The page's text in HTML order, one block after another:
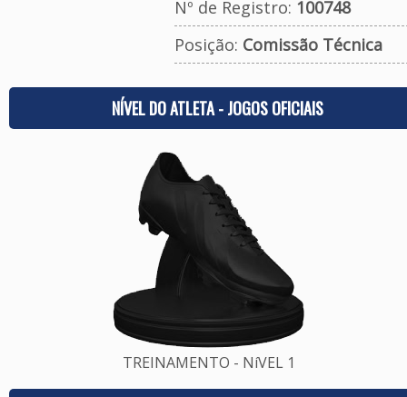
Nº de Registro: 100748
Posição: Comissão Técnica
NÍVEL DO ATLETA - JOGOS OFICIAIS
TREINAMENTO - NíVEL 1